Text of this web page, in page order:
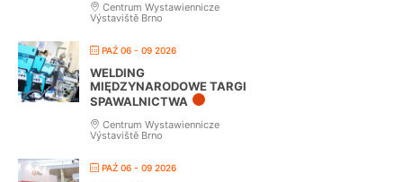
Centrum Wystawiennicze
Výstaviště Brno
PAŹ 06 - 09 2026
WELDING
MIĘDZYNARODOWE TARGI
SPAWALNICTWA
Centrum Wystawiennicze
Výstaviště Brno
PAŹ 06 - 09 2026